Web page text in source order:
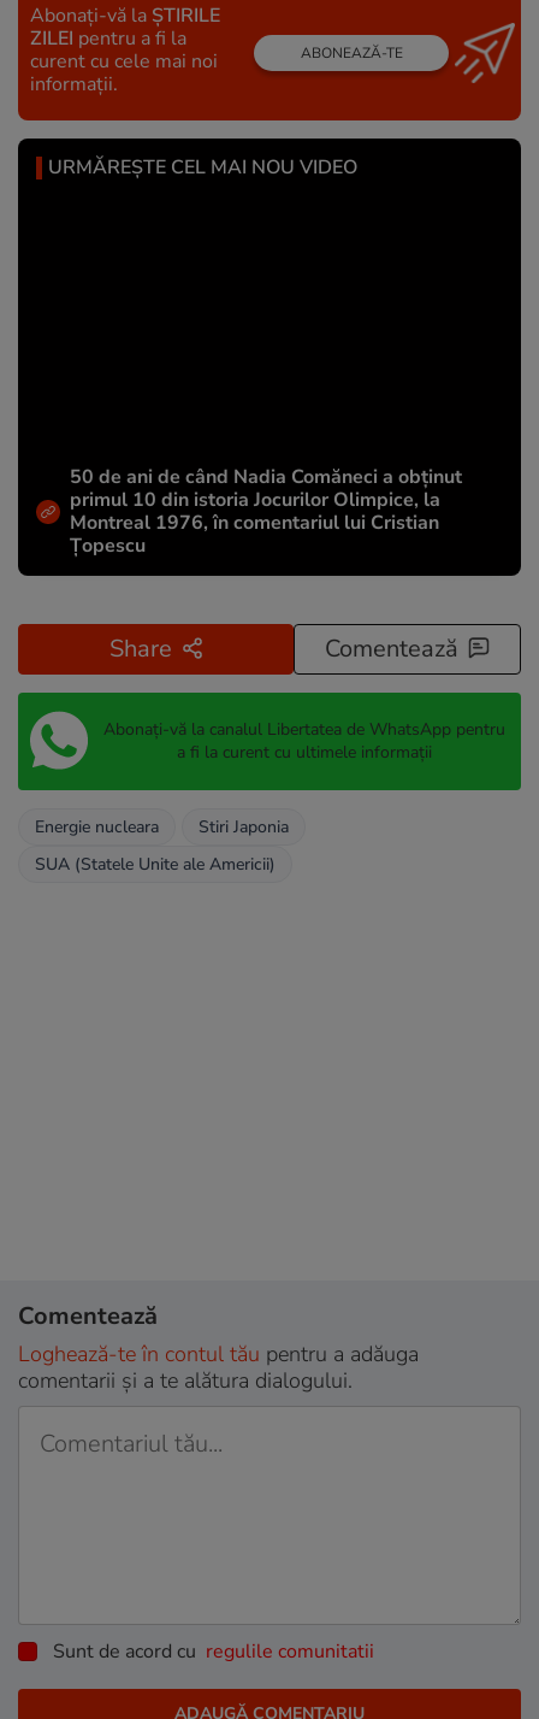
Abonați-vă la ȘTIRILE
ZILEI pentru a fi la
curent cu cele mai noi
informații.
ABONEAZĂ-TE
URMĂREȘTE CEL MAI NOU VIDEO
50 de ani de când Nadia Comăneci a obţinut
primul 10 din istoria Jocurilor Olimpice, la
Montreal 1976, în comentariul lui Cristian
Țopescu
Share Comentează
Abonați-vă la canalul Libertatea de WhatsApp pentru
a fi la curent cu ultimele informații
Energie nucleara
Stiri Japonia
SUA (Statele Unite ale Americii)
Comentează
Loghează-te în contul tău pentru a adăuga
comentarii și a te alătura dialogului.
Sunt de acord cu regulile comunitatii